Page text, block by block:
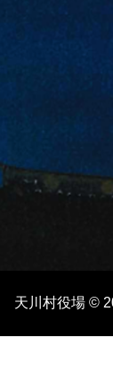
天川村役場 ©